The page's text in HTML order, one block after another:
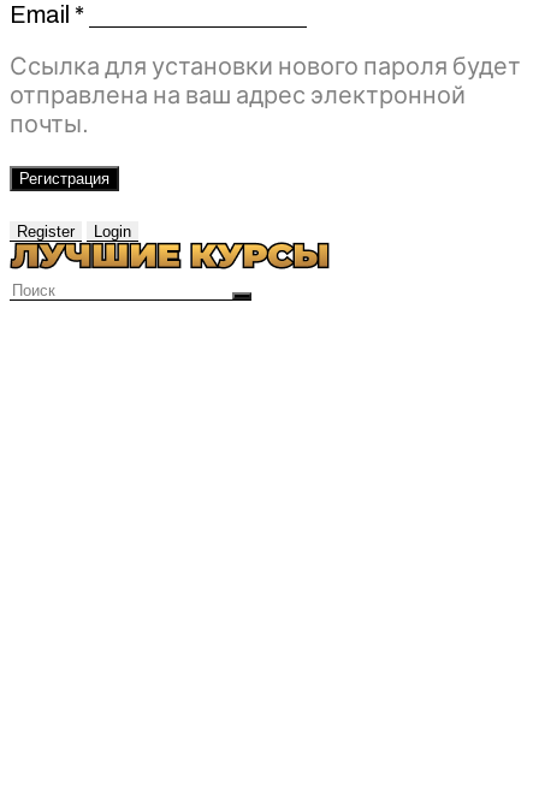
Email *Обязательно
Ссылка для установки нового пароля будет
отправлена ​​на ваш адрес электронной
почты.
Регистрация
Register Login